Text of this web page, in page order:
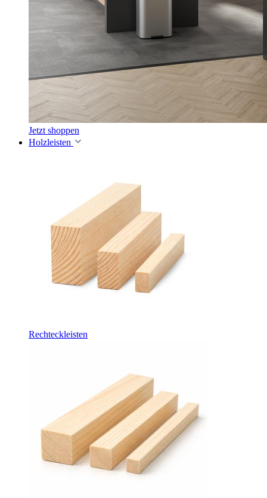
Jetzt shoppen
Holzleisten
Rechteckleisten